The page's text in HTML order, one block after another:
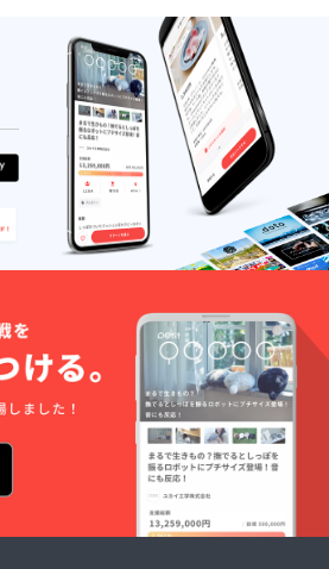
送料は
無料で
お送り
致しま
す。海
外への
お届け
をご希
望の場
合は別
途送料
を頂戴
いたし
ます。
よって
はお届
けでき
ない場
合がご
ざいま
す） ※
お届け
予定日
は2019
年6月~7
月を予
往復の
送料を
ご負担
頂きま
す。 ※
万が
一、本
ジーン
ズによ
り怪我
を追わ
れたと
しても
一切の
ねま
す。 ※
国内の
場合、
送料は
無料で
お送り
致しま
す。海
外への
をご希
W28着
用 製品
の返
品・交
換は1回
のみ受
付けま
す。 ※
ユニオ
ンスペ
シャル
での裾
直しを
ご希望
途ご相
談下さ
い。 そ
の際は
往復の
送料を
ご負担
頂きま
す。 ※
万が
ジーン
てきま
す。 (誰
かにウ
エスト
部分を
引っ
張って
サポー
トして
もらう
と閉め
やすく
なりま
す) ※モ
171cm
体重
63kg サ
イズ
W28着
用 製品
の返
品・交
換は1回
す。 ※
新品の
場合、
ボタン
を閉め
る工程
はかな
り苦し
いと思
います
が、頑
張って
閉めて
下さ
い。 繰
付け外
しをす
る事で
段々と
柔らか
くなっ
てきま
す。 (誰
かにウ
部分を
引っ
張って